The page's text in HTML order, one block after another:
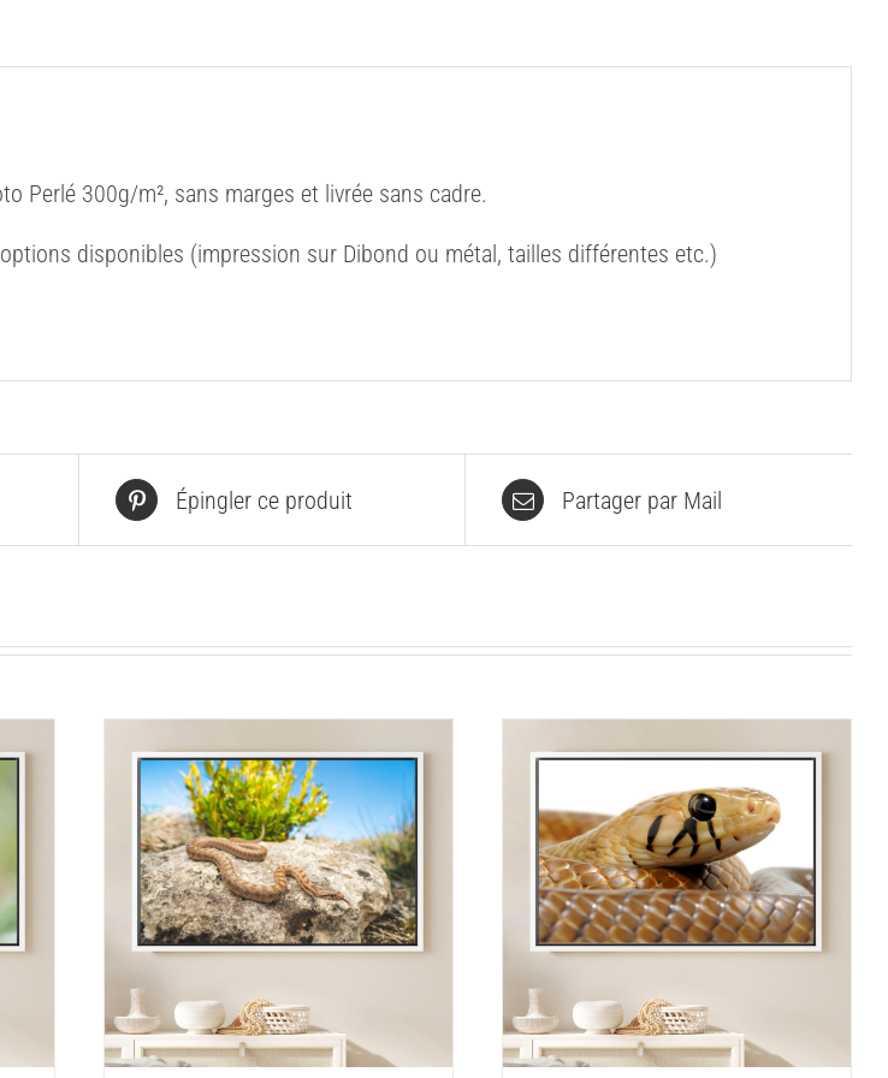
Perlé 300g/m², sans marges et livrée sans cadre.
disponibles (impression sur Dibond ou métal, tailles différentes etc.)
Épingler ce produit Partager par Mail